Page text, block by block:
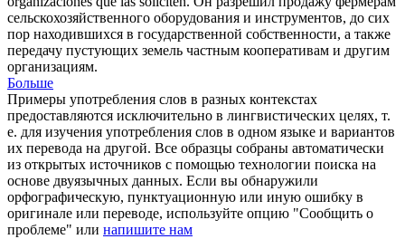
сельскохозяйственного оборудования и инструментов, до сих
пор находившихся в государственной собственности, а также
передачу пустующих земель частным кооперативам и другим
организациям.
Больше
Примеры употребления слов в разных контекстах
предоставляются исключительно в лингвистических целях, т.
е. для изучения употребления слов в одном языке и вариантов
их перевода на другой. Все образцы собраны автоматически
из открытых источников с помощью технологии поиска на
основе двуязычных данных. Если вы обнаружили
орфографическую, пунктуационную или иную ошибку в
оригинале или переводе, используйте опцию "Сообщить о
проблеме" или напишите нам